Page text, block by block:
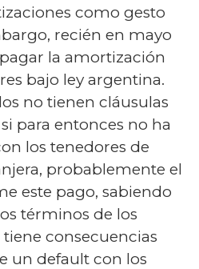
como gesto
recién en mayo
la amortización
bajo ley argentina.
no tienen cláusulas
para entonces no ha
los tenedores de
probablemente el
este pago, sabiendo
términos de los
consecuencias
un default con los